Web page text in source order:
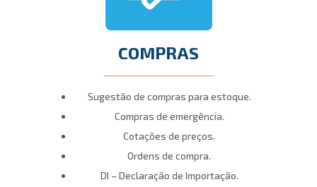
COMPRAS
Sugestão de compras para estoque.
Compras de emergência.
Cotações de preços.
Ordens de compra.
DI – Declaração de Importação.